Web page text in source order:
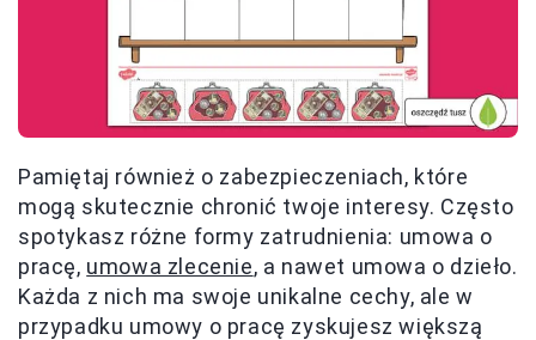
Pamiętaj również o zabezpieczeniach, które
mogą skutecznie chronić twoje interesy. Często
spotykasz różne formy zatrudnienia: umowa o
pracę, umowa zlecenie, a nawet umowa o dzieło.
Każda z nich ma swoje unikalne cechy, ale w
przypadku umowy o pracę zyskujesz większą